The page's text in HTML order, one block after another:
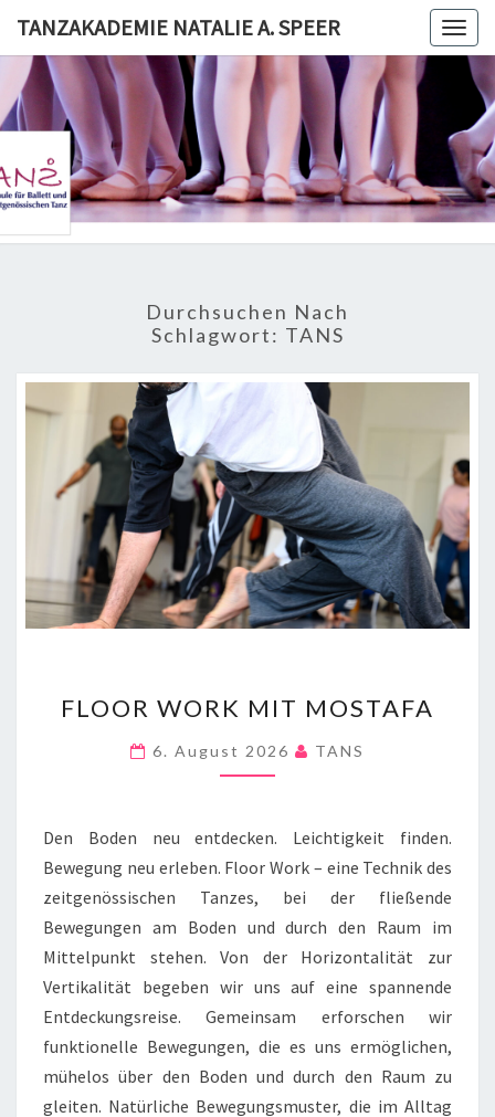
content
TANZAKADEMIE NATALIE A. SPEER
Durchsuchen Nach
Schlagwort: TANS
WORK
MIT
MOSTAFA
FLOOR WORK MIT MOSTAFA
6. August 2026 TANS
Den Boden neu entdecken. Leichtigkeit finden.
Bewegung neu erleben. Floor Work – eine Technik des
zeitgenössischen Tanzes, bei der fließende
Bewegungen am Boden und durch den Raum im
Mittelpunkt stehen. Von der Horizontalität zur
Vertikalität begeben wir uns auf eine spannende
Entdeckungsreise. Gemeinsam erforschen wir
funktionelle Bewegungen, die es uns ermöglichen,
mühelos über den Boden und durch den Raum zu
gleiten. Natürliche Bewegungsmuster, die im Alltag